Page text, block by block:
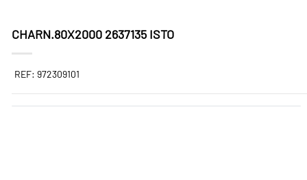
CHARN.80X2000 2637135 ISTO
REF: 972309101